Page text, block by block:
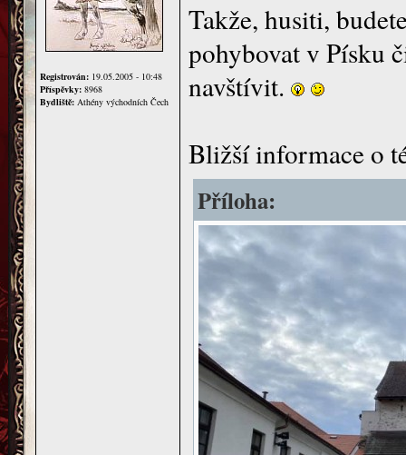
Registrován: 19.05.2005 - 10:48
Příspěvky: 8968
Bydliště: Athény východních Čech
Takže, husiti,
pohybovat v Písku
navštívit.
Bližší informace o
Příloha: